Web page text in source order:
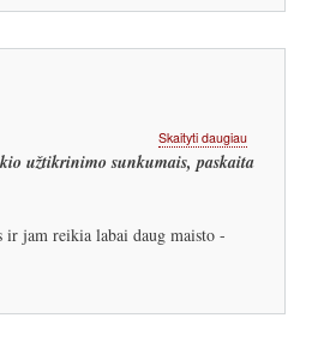
dėti
Skaityti daugiauapie
Pieno
užtikrinimo sunkumais, paskaita
jam reikia labai daug maisto -